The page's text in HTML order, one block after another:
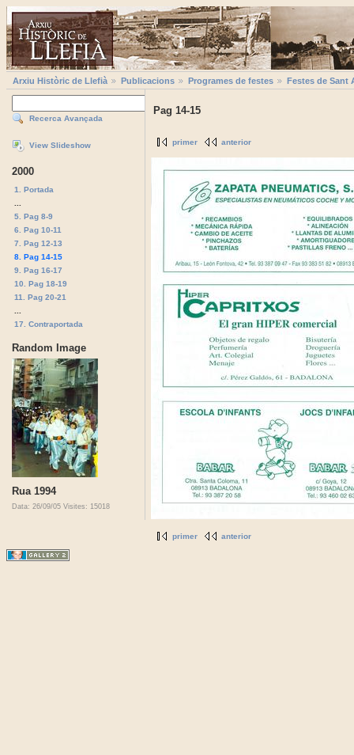
Arxiu Històric de Llefià Publicacions Programes de festes Festes de Sant
Recerca Avançada
View Slideshow
2000
1. Portada
5. Pag 8-9
6. Pag 10-11
7. Pag 12-13
8. Pag 14-15
9. Pag 16-17
10. Pag 18-19
11. Pag 20-21
17. Contraportada
Random Image
Rua 1994
Data: 26/09/05 Visites: 15018
Pag 14-15
primer anterior
primer anterior